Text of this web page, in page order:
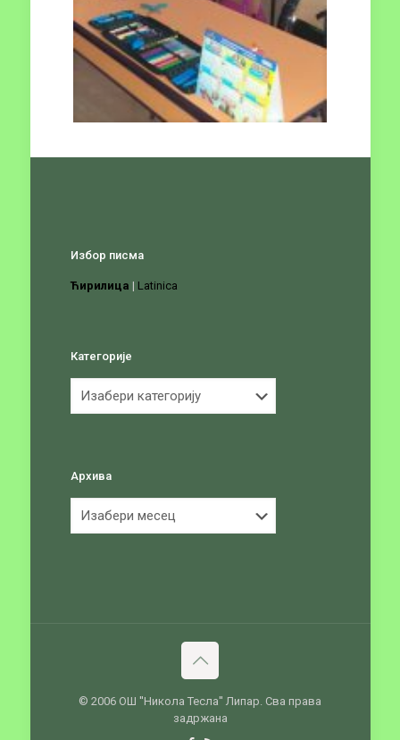
Избор писма
Ћирилица | Latinica
Категорије
Архива
© 2006 ОШ ''Никола Тесла'' Липар. Сва права
задржана